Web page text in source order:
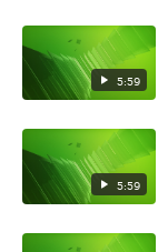
5:59
5:59